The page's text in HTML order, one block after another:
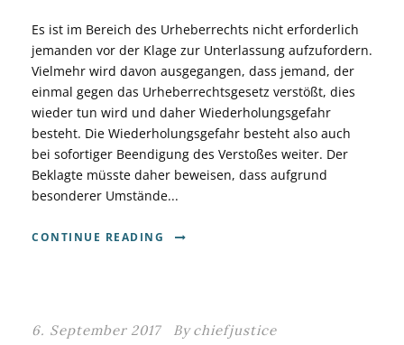
Es ist im Bereich des Urheberrechts nicht erforderlich
jemanden vor der Klage zur Unterlassung aufzufordern.
Vielmehr wird davon ausgegangen, dass jemand, der
einmal gegen das Urheberrechtsgesetz verstößt, dies
wieder tun wird und daher Wiederholungsgefahr
besteht. Die Wiederholungsgefahr besteht also auch
bei sofortiger Beendigung des Verstoßes weiter. Der
Beklagte müsste daher beweisen, dass aufgrund
besonderer Umstände...
CONTINUE READING
6. September 2017 By chiefjustice